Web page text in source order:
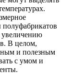
полуфабрикатов
увеличению
В целом,
и полезным
с умом и